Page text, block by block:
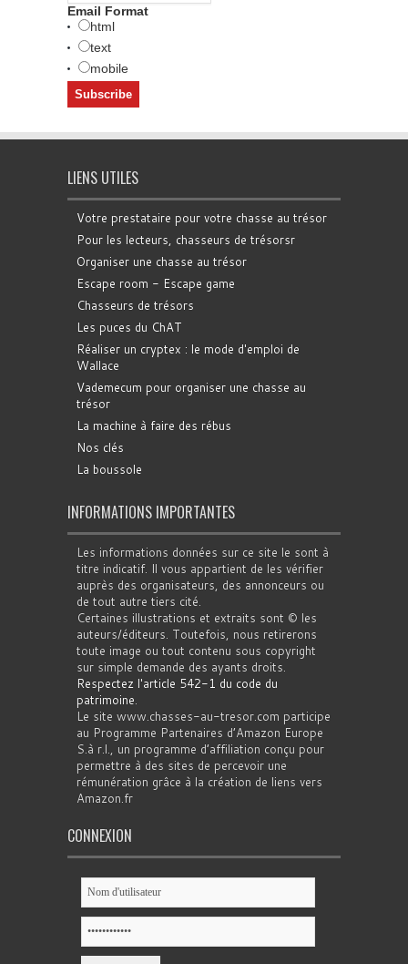
Email Format
html
text
mobile
LIENS UTILES
Votre prestataire pour votre chasse au trésor
Pour les lecteurs, chasseurs de trésorsr
Organiser une chasse au trésor
Escape room - Escape game
Chasseurs de trésors
Les puces du ChAT
Réaliser un cryptex : le mode d'emploi de
Wallace
Vademecum pour organiser une chasse au
trésor
La machine à faire des rébus
Nos clés
La boussole
INFORMATIONS IMPORTANTES
Les informations données sur ce site le sont à
titre indicatif. Il vous appartient de les vérifier
auprès des organisateurs, des annonceurs ou
de tout autre tiers cité.
Certaines illustrations et extraits sont © les
auteurs/éditeurs. Toutefois, nous retirerons
toute image ou tout contenu sous copyright
sur simple demande des ayants droits.
Respectez l'article 542-1 du code du
patrimoine.
Le site www.chasses-au-tresor.com participe
au Programme Partenaires d’Amazon Europe
S.à r.l., un programme d’affiliation conçu pour
permettre à des sites de percevoir une
rémunération grâce à la création de liens vers
Amazon.fr
CONNEXION